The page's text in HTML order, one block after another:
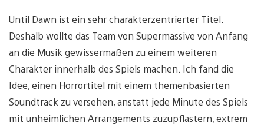
Until Dawn ist ein sehr charakterzentrierter Titel.
Deshalb wollte das Team von Supermassive von Anfang
an die Musik gewissermaßen zu einem weiteren
Charakter innerhalb des Spiels machen. Ich fand die
Idee, einen Horrortitel mit einem themenbasierten
Soundtrack zu versehen, anstatt jede Minute des Spiels
mit unheimlichen Arrangements zuzupflastern, extrem